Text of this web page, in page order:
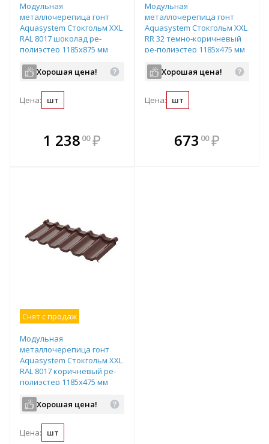
Модульная
металлочерепица гонт
Aquasystem Стокгольм XXL
RAL 8017 шоколад ре-
полиэстер 1185х875 мм
Хорошая цена!
Цена: шт
1 238 00 ₽
В комплекте
всегда выгоднее!
Модульная
металлочерепица гонт
Aquasystem Стокгольм XXL
RR 32 темно-коричневый
ре-полиэстер 1185х475 мм
Хорошая цена!
Цена: шт
В комплекте
всегда выгоднее!
673 00 ₽
Снят с продаж
Модульная
металлочерепица гонт
Aquasystem Стокгольм XXL
RAL 8017 коричневый ре-
полиэстер 1185х475 мм
Хорошая цена!
Цена: шт